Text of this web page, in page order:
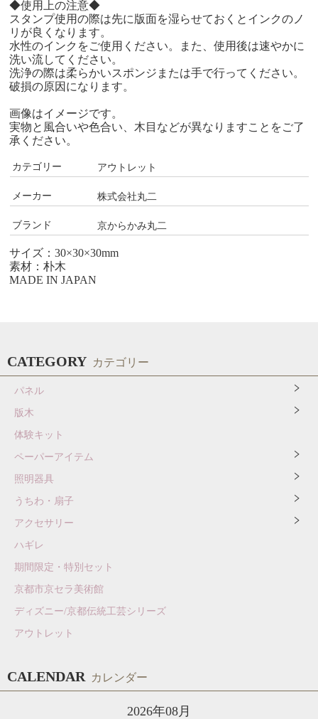
◆使用上の注意◆
スタンプ使用の際は先に版面を湿らせておくとインクのノ
リが良くなります。
水性のインクをご使用ください。また、使用後は速やかに
洗い流してください。
洗浄の際は柔らかいスポンジまたは手で行ってください。
破損の原因になります。
画像はイメージです。
実物と風合いや色合い、木目などが異なりますことをご了
承ください。
カテゴリー アウトレット
メーカー 株式会社丸二
ブランド 京からかみ丸二
サイズ：30×30×30mm
素材：朴木
MADE IN JAPAN
CATEGORY カテゴリー
パネル
版木
体験キット
ペーパーアイテム
照明器具
うちわ・扇子
アクセサリー
ハギレ
期間限定・特別セット
京都市京セラ美術館
ディズニー/京都伝統工芸シリーズ
アウトレット
CALENDAR カレンダー
2026年08月